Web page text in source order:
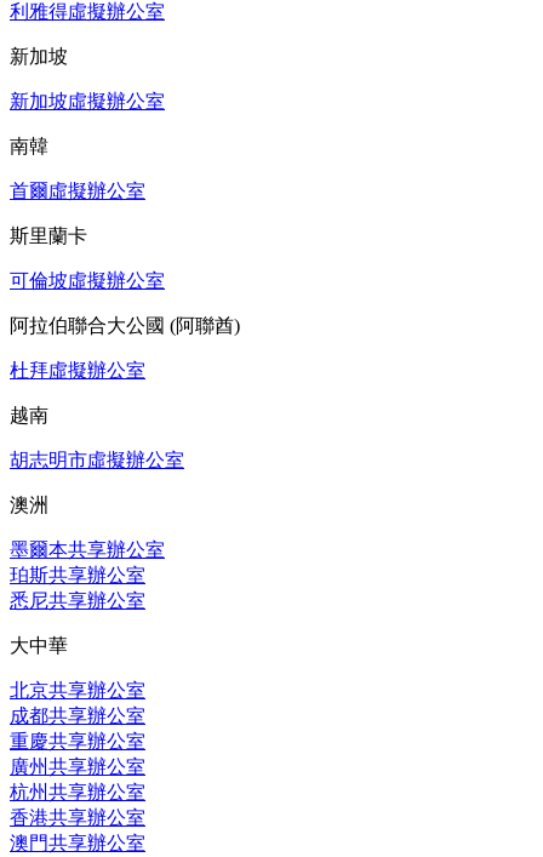
利雅得虛擬辦公室
新加坡
新加坡虛擬辦公室
南韓
首爾虛擬辦公室
斯里蘭卡
可倫坡虛擬辦公室
阿拉伯聯合大公國 (阿聯酋)
杜拜虛擬辦公室
越南
胡志明市虛擬辦公室
澳洲
墨爾本共享辦公室
珀斯共享辦公室
悉尼共享辦公室
大中華
北京共享辦公室
成都共享辦公室
重慶共享辦公室
廣州共享辦公室
杭州共享辦公室
香港共享辦公室
澳門共享辦公室